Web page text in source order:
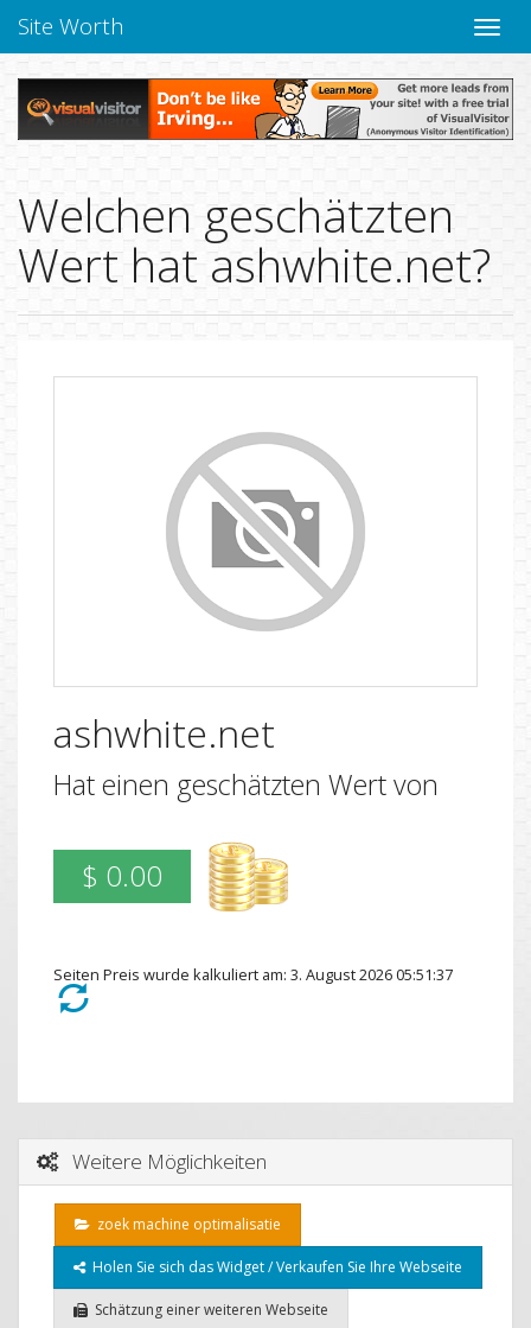
Site Worth
Welchen geschätzten
Wert hat ashwhite.net?
ashwhite.net
Hat einen geschätzten Wert von
$ 0.00
Seiten Preis wurde kalkuliert am: 3. August 2026 05:51:37
Weitere Möglichkeiten
zoek machine optimalisatie
Holen Sie sich das Widget / Verkaufen Sie Ihre Webseite
Schätzung einer weiteren Webseite